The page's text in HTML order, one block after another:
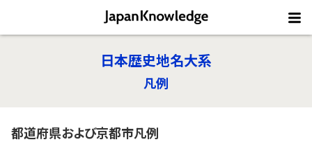
日本歴史地名大系
凡例
都道府県および京都市凡例